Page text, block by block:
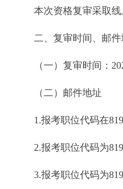
本次资格复审采取线
二、复审时间、邮件
（一）复审时间：
（二）邮件地址
1.报考职位代码在
2.报考职位代码为
3.报考职位代码为